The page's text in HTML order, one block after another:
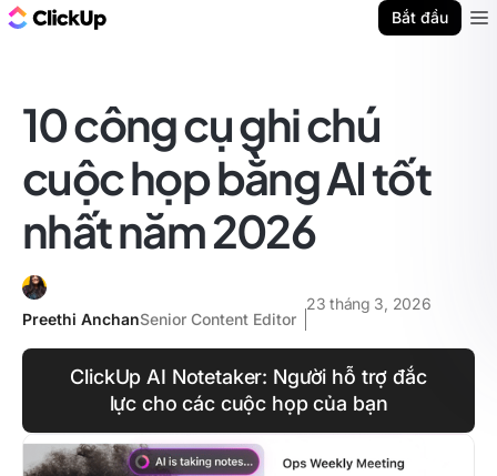
Bắt đầu
10 công cụ ghi chú
cuộc họp bằng AI tốt
nhất năm 2026
Preethi AnchanSenior Content Editor
23 tháng 3, 2026
ClickUp AI Notetaker: Người hỗ trợ đắc
lực cho các cuộc họp của bạn